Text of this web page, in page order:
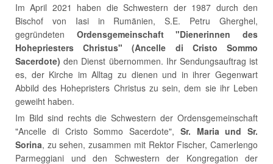
Im April 2021 haben die Schwestern der 1987 durch den
Bischof von Iasi in Rumänien, S.E. Petru Gherghel,
gegründeten Ordensgemeinschaft "Dienerinnen des
Hohepriesters Christus" (Ancelle di Cristo Sommo
Sacerdote)den Dienst übernommen. Ihr Sendungsauftrag ist
es, der Kirche im Alltag zu dienen und in ihrer Gegenwart
Abbild des Hohepristers Christus zu sein, dem sie ihr Leben
geweiht haben.
Im Bild sind rechts die Schwestern der Ordensgemeinschaft
"Ancelle di Cristo Sommo Sacerdote", Sr. Maria und Sr.
Sorina, zu sehen, zusammen mit Rektor Fischer, Camerlengo
Parmeggiani und den Schwestern der Kongregation der